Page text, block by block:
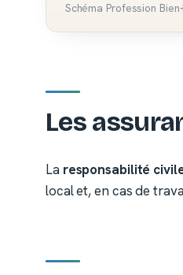
Schéma Profession
Les
La responsabilité
local et, en cas de